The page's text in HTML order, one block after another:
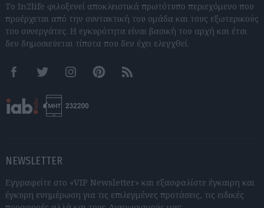
Το In2life φιλοξενεί αποκλειστικά πρωτότυπο περιεχόμενο που
προέρχεται από την συντακτική του ομάδα και τους εξωτερικούς
του συνεργάτες. Η εγκυρότητα είναι βασική του αρχή και έτσι
δεν δημοσιεύεται τίποτα που δεν έχει ελεγχθεί.
FacebookTwitter InstagramPinterestRSS feeds
NEWSLETTER
Εγγραφείτε στο «VIP Newsletter» και εξασφαλίστε έγκαιρη και
έγκυρη ενημέρωση για τις επιλεγμένες προτάσεις, τις ειδικές